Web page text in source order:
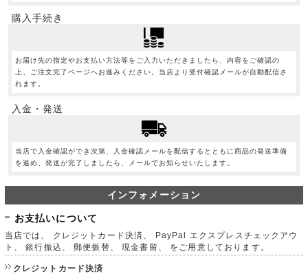
購入手続き
お届け先の指定やお支払い方法等をご入力いただきましたら、内容をご確認の
上、ご注文完了ページへお進みください。当店より受付確認メールが自動配信さ
れます。
入金・発送
当店で入金確認ができ次第、入金確認メールを配信するとともに商品の発送準備
を進め、発送が完了しましたら、メールでお知らせいたします。
インフォメーション
お支払いについて
当店では、 クレジットカード決済、 PayPal エクスプレスチェックアウ
ト、 銀行振込、 郵便振替、 現金書留、 をご用意しております。
クレジットカード決済